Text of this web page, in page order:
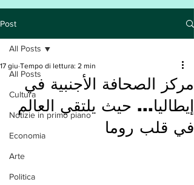
Post
All Posts
Cultura
Notizie in primo piano
Economia
Arte
Politica
All Posts
مركز الصحافة الأجنبية في
إيطاليا... حيث يلتقي العالم
في قلب روما
17 giu Tempo di lettura: 2 min